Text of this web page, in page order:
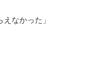
なかった」